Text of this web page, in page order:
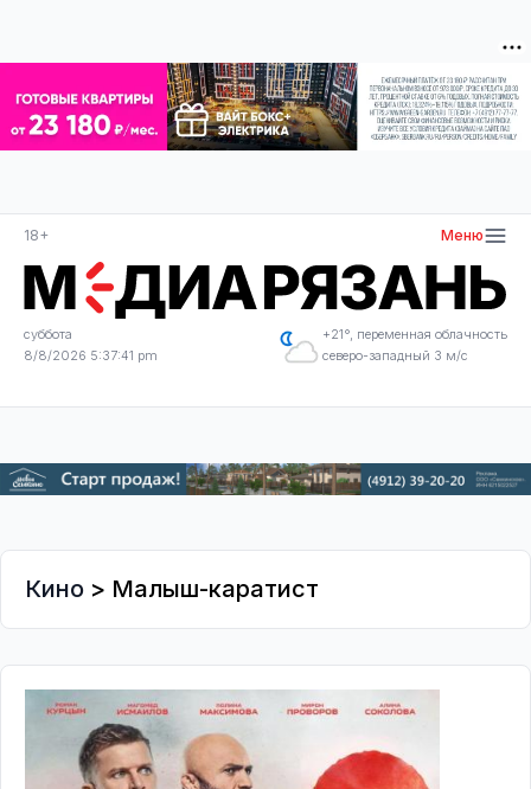
18+ Меню
суббота
8/8/2026 5:37:42 pm
+21°, переменная облачность
северо-западный 3 м/с
Кино > Малыш-каратист